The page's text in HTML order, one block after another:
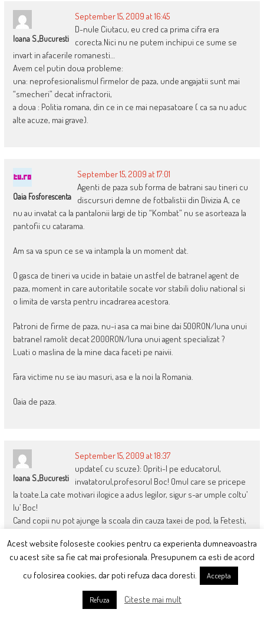
Ioana S.,Bucuresti
September 15, 2009 at 16:45
D-nule Ciutacu, eu cred ca prima cifra era
corecta.Nici nu ne putem inchipui ce sume se
invart in afacerile romanesti…
Avem cel putin doua probleme:
una: neprofesionalismul firmelor de paza, unde angajatii sunt mai
“smecheri” decat infractorii,
a doua : Politia romana, din ce in ce mai nepasatoare ( ca sa nu aduc
alte acuze, mai grave).
Oaia Fosforescenta
September 15, 2009 at 17:01
Agenti de paza sub forma de batrani sau tineri cu
discursuri demne de fotbalistii din Divizia A, ce
nu au invatat ca la pantalonii largi de tip “Kombat” nu se asorteaza la
pantofii cu catarama.
Am sa va spun ce se va intampla la un moment dat.
O gasca de tineri va ucide in bataie un astfel de batranel agent de
paza, moment in care autoritatile socate vor stabili doliu national si
o limita de varsta pentru incadrarea acestora.
Patroni de firme de paza, nu-i asa ca mai bine dai 500RON/luna unui
batranel ramolit decat 2000RON/luna unui agent specializat ?
Luati o maslina de la mine daca faceti pe naivii.
Fara victime nu se iau masuri, asa e la noi la Romania.
Oaia de paza.
Ioana S.,Bucuresti
September 15, 2009 at 18:37
update( cu scuze): Opriti-l pe educatorul,
invatatorul,profesorul Boc! Omul care se pricepe
la toate.La cate motivari ilogice a adus legilor, sigur s-ar umple coltu’
lu’ Boc!
Cand copii nu pot ajunge la scoala din cauza taxei de pod, la Fetesti,
Poate ati vazut masinutele alea tracrtate pe platforma de la
Acest website foloseste cookies pentru ca experienta dumneavoastra
cu acest site sa fie cat mai profesionala. Presupunem ca esti de acord
cu folosirea cookies, dar poti refuza daca doresti.
Accepta
Refuza Citeste mai mult